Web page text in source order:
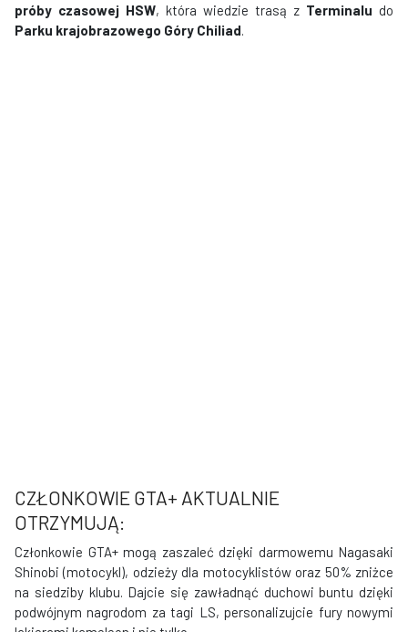
próby czasowej HSW, która wiedzie trasą z Terminalu do
Parku krajobrazowego Góry Chiliad.
CZŁONKOWIE GTA+ AKTUALNIE
OTRZYMUJĄ:
Członkowie GTA+ mogą zaszaleć dzięki darmowemu Nagasaki
Shinobi (motocykl), odzieży dla motocyklistów oraz 50% zniżce
na siedziby klubu. Dajcie się zawładnąć duchowi buntu dzięki
podwójnym nagrodom za tagi LS, personalizujcie fury nowymi